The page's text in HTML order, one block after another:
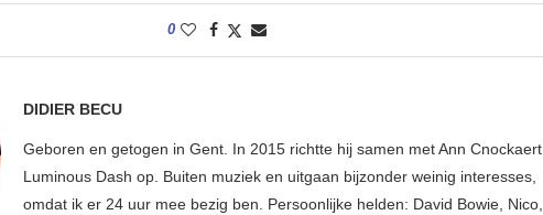
0
DIDIER BECU
Geboren en getogen in Gent. In 2015 richtte hij samen met Ann Cnockaert
Luminous Dash op. Buiten muziek en uitgaan bijzonder weinig interesses,
omdat ik er 24 uur mee bezig ben. Persoonlijke helden: David Bowie, Nico,